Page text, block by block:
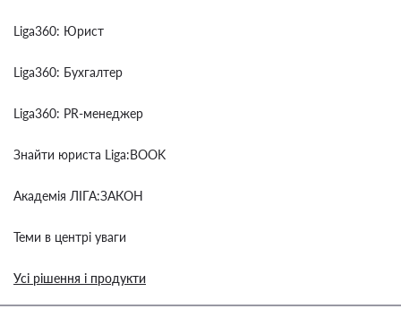
Liga360: Юрист
Liga360: Бухгалтер
Liga360: PR-менеджер
Знайти юриста Liga:BOOK
Академія ЛІГА:ЗАКОН
Теми в центрі уваги
Усі рішення і продукти